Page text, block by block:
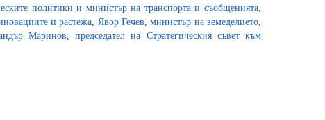
политики и министър на транспорта и съобщенията,
и растежа, Явор Гечев, министър на земеделието,
Маринов, председател на Стратегическия съвет към